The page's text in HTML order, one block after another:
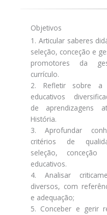
Objetivos
1. Articular saberes
seleção, conceção e
promotores da
currículo.
2. Refletir sobre a
educativos
de aprendizagens
História.
3. Aprofundar
critérios de
seleção,
educativos.
4. Analisar
diversos, com
e adequação;
5. Conceber e gerir